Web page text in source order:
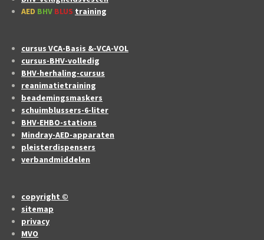
AED BHV BLUS training
cursus VCA-Basis &-VCA-VOL
cursus-BHV-volledig
BHV-herhaling-cursus
reanimatietraining
beademingsmaskers
schuimblussers-6-liter
BHV-EHBO-stations
Mindray-AED-apparaten
pleisterdispensers
verbandmiddelen
copyright ©
sitemap
privacy
MVO